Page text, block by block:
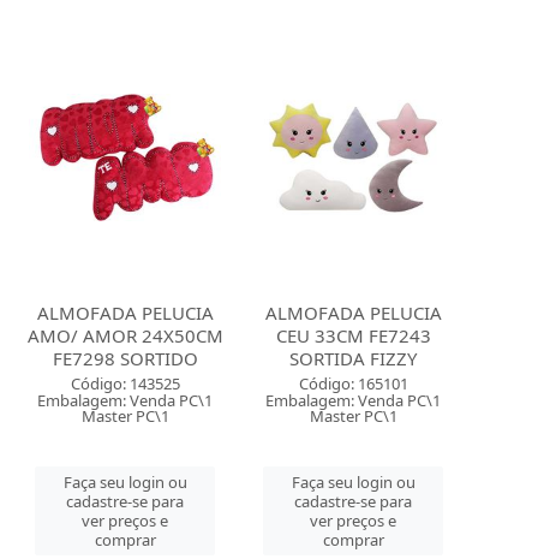
ALMOFADA PELUCIA
AMO/ AMOR 24X50CM
FE7298 SORTIDO
Código: 143525
Embalagem: Venda PC\1
Master PC\1
Faça seu login ou
cadastre-se para
ver preços e
comprar
ALMOFADA PELUCIA
CEU 33CM FE7243
SORTIDA FIZZY
Código: 165101
Embalagem: Venda PC\1
Master PC\1
Faça seu login ou
cadastre-se para
ver preços e
comprar